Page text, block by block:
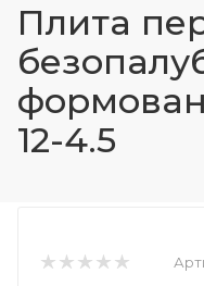
Плита
12-4.5